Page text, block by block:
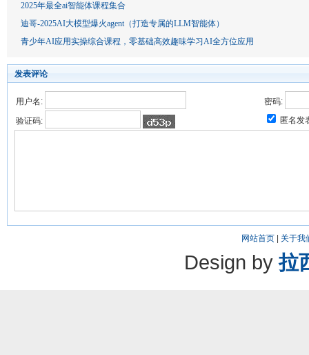
2025年最全ai智能体课程集合
迪哥-2025AI大模型爆火agent（打造专属的LLM智能体）
青少年AI应用实操综合课程，零基础高效趣味学习AI全方位应用
发表评论
用户名:
密码:
验证码:
匿名发
网站首页| 关于我
Design by拉